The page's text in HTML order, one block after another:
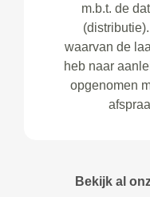
m.b.t. de
waarvan de
heb naar
opgenomen
Bekijk al